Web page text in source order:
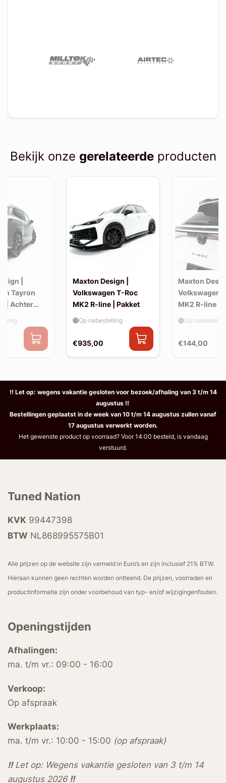
Bekijk onze gerelateerdeproducten
|
Tayron
| Achter
Maxton Design |
Volkswagen T-Roc
MK2 R-line | Pakket
€935,00
Op nabestelling
Maxton
Volkswagen
MK2 R-line |
extension
€144,00
Op
!! Let op: wegens vakantie gesloten voor bezoek/afhaling van 3 t/m 14
augustus !!
Bestellingen geplaatst in de week van 10 t/m 14 augustus zullen vanaf
17 augustus verwerkt worden.
Het gewenste product op voorraad? Voor 14:00 besteld, is vandaag
verstuurd.
Tuned Nation
KVK 99447398
BTW NL868995575B01
Alle prijzen op de website zijn vermeld in Euro’s en zijn inclusief 21% BTW.
Hieraan kunnen geen rechten worden ontleend. De prijzen, voorraden en
productinformatie zijn onder voorbehoud van typ- en/of wijzigingenfouten.
Openingstijden
Afhalingen:
ma. t/m vr.: 09:00 - 16:00
Verkoop:
Op afspraak
Werkplaats:
ma. t/m vr.: 10:00 - 15:00 (op afspraak)
!!Let op: Wegens vakantie gesloten van 3 t/m 14
augustus 2026 !!